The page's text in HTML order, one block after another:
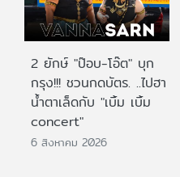
2 ยักษ์ "ป๊อบ-โอ๊ต" บุก
กรุง!!! ชวนกดบัตร. ..ไปฮา
น้ำตาเล็ดกับ "เบิ้ม เบิ้ม
concert"
6 สิงหาคม 2026